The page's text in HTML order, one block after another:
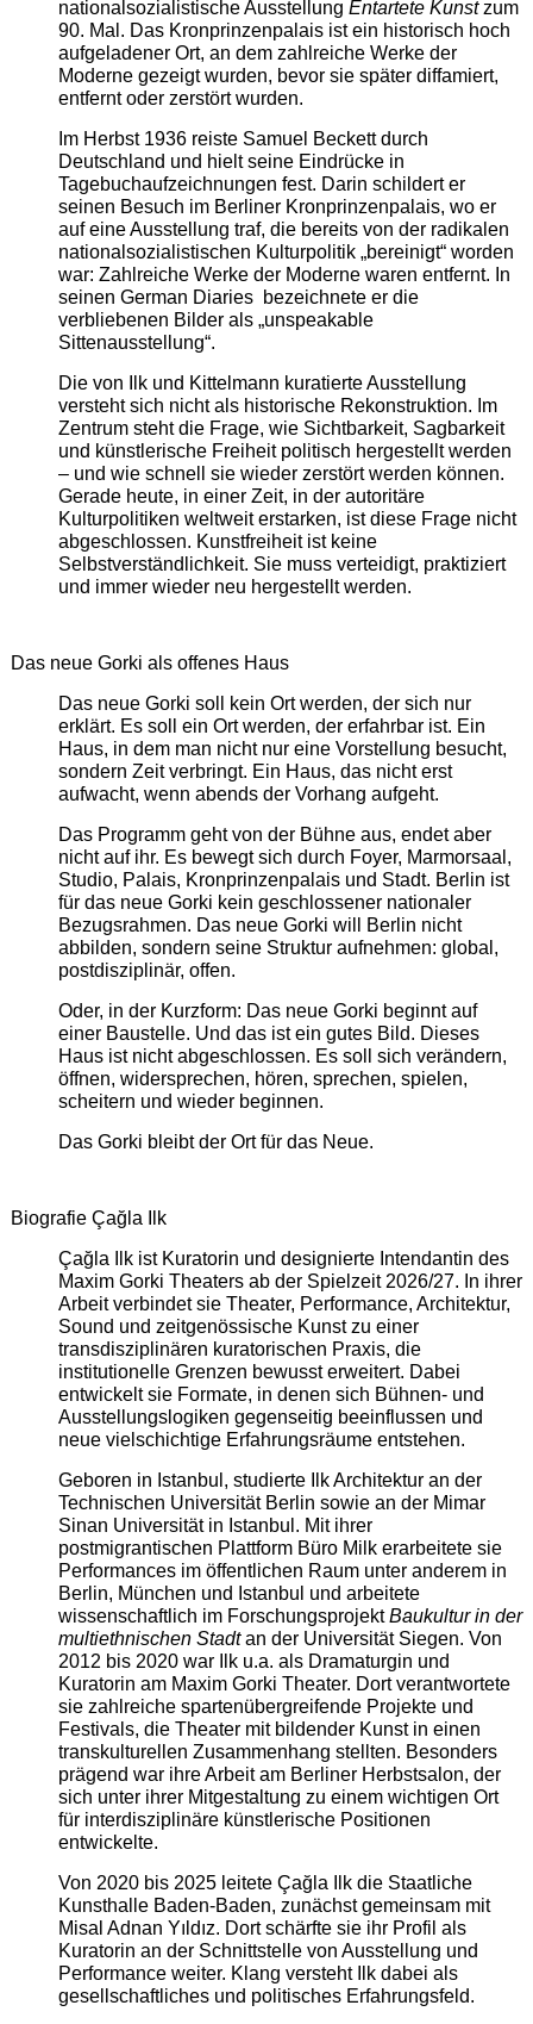
nationalsozialistische Ausstellung Entartete Kunstzum
90. Mal. Das Kronprinzenpalais ist ein historisch hoch
aufgeladener Ort, an dem zahlreiche Werke der
Moderne gezeigt wurden, bevor sie später diffamiert,
entfernt oder zerstört wurden.
Im Herbst 1936 reiste Samuel Beckett durch
Deutschland und hielt seine Eindrücke in
Tagebuchaufzeichnungen fest. Darin schildert er
seinen Besuch im Berliner Kronprinzenpalais, wo er
auf eine Ausstellung traf, die bereits von der radikalen
nationalsozialistischen Kulturpolitik „bereinigt“ worden
war: Zahlreiche Werke der Moderne waren entfernt. In
seinen German Diaries bezeichnete er die
verbliebenen Bilder als „unspeakable
Sittenausstellung“.
Die von Ilk und Kittelmann kuratierte Ausstellung
versteht sich nicht als historische Rekonstruktion. Im
Zentrum steht die Frage, wie Sichtbarkeit, Sagbarkeit
und künstlerische Freiheit politisch hergestellt werden
– und wie schnell sie wieder zerstört werden können.
Gerade heute, in einer Zeit, in der autoritäre
Kulturpolitiken weltweit erstarken, ist diese Frage nicht
abgeschlossen. Kunstfreiheit ist keine
Selbstverständlichkeit. Sie muss verteidigt, praktiziert
und immer wieder neu hergestellt werden.
Das neue Gorki als offenes Haus
Das neue Gorki soll kein Ort werden, der sich nur
erklärt. Es soll ein Ort werden, der erfahrbar ist. Ein
Haus, in dem man nicht nur eine Vorstellung besucht,
sondern Zeit verbringt. Ein Haus, das nicht erst
aufwacht, wenn abends der Vorhang aufgeht.
Das Programm geht von der Bühne aus, endet aber
nicht auf ihr. Es bewegt sich durch Foyer, Marmorsaal,
Studio, Palais, Kronprinzenpalais und Stadt. Berlin ist
für das neue Gorki kein geschlossener nationaler
Bezugsrahmen. Das neue Gorki will Berlin nicht
abbilden, sondern seine Struktur aufnehmen: global,
postdisziplinär, offen.
Oder, in der Kurzform: Das neue Gorki beginnt auf
einer Baustelle. Und das ist ein gutes Bild. Dieses
Haus ist nicht abgeschlossen. Es soll sich verändern,
öffnen, widersprechen, hören, sprechen, spielen,
scheitern und wieder beginnen.
Das Gorki bleibt der Ort für das Neue.
Biografie Çağla Ilk
Çağla Ilk ist Kuratorin und designierte Intendantin des
Maxim Gorki Theaters ab der Spielzeit 2026/27. In ihrer
Arbeit verbindet sie Theater, Performance, Architektur,
Sound und zeitgenössische Kunst zu einer
transdisziplinären kuratorischen Praxis, die
institutionelle Grenzen bewusst erweitert. Dabei
entwickelt sie Formate, in denen sich Bühnen- und
Ausstellungslogiken gegenseitig beeinflussen und
neue vielschichtige Erfahrungsräume entstehen.
Geboren in Istanbul, studierte Ilk Architektur an der
Technischen Universität Berlin sowie an der Mimar
Sinan Universität in Istanbul. Mit ihrer
postmigrantischen Plattform Büro Milk erarbeitete sie
Performances im öffentlichen Raum unter anderem in
Berlin, München und Istanbul und arbeitete
wissenschaftlich im ForschungsprojektBaukultur in der
multiethnischen Stadtan der Universität Siegen. Von
2012 bis 2020 war Ilk u.a. als Dramaturgin und
Kuratorin am Maxim Gorki Theater. Dort verantwortete
sie zahlreiche spartenübergreifende Projekte und
Festivals, die Theater mit bildender Kunst in einen
transkulturellen Zusammenhang stellten. Besonders
prägend war ihre Arbeit am Berliner Herbstsalon, der
sich unter ihrer Mitgestaltung zu einem wichtigen Ort
für interdisziplinäre künstlerische Positionen
entwickelte.
Von 2020 bis 2025 leitete Çağla Ilk die Staatliche
Kunsthalle Baden-Baden, zunächst gemeinsam mit
Misal Adnan Yıldız. Dort schärfte sie ihr Profil als
Kuratorin an der Schnittstelle von Ausstellung und
Performance weiter. Klang versteht Ilk dabei als
gesellschaftliches und politisches Erfahrungsfeld.